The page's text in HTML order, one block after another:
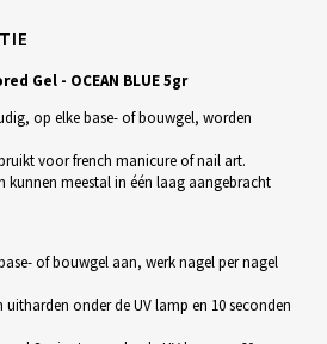
Gel - OCEAN BLUE 5gr
op elke base- of bouwgel, worden
voor french manicure of nail art.
kunnen meestal in één laag aangebracht
of bouwgel aan, werk nagel per nagel
uitharden onder de UV lamp en 10 seconden